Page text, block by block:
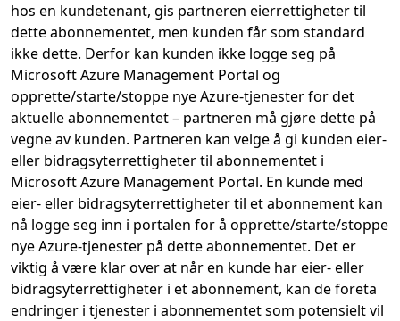
hos en kundetenant, gis partneren eierrettigheter til
dette abonnementet, men kunden får som standard
ikke dette. Derfor kan kunden ikke logge seg på
Microsoft Azure Management Portal og
opprette/starte/stoppe nye Azure-tjenester for det
aktuelle abonnementet – partneren må gjøre dette på
vegne av kunden. Partneren kan velge å gi kunden eier-
eller bidragsyterrettigheter til abonnementet i
Microsoft Azure Management Portal. En kunde med
eier- eller bidragsyterrettigheter til et abonnement kan
nå logge seg inn i portalen for å opprette/starte/stoppe
nye Azure-tjenester på dette abonnementet. Det er
viktig å være klar over at når en kunde har eier- eller
bidragsyterrettigheter i et abonnement, kan de foreta
endringer i tjenester i abonnementet som potensielt vil